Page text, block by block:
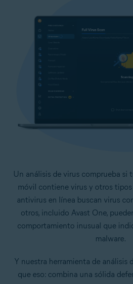
Un análisis de virus comprueba si
móvil contiene virus y otros
antivirus en línea buscan virus
otros, incluido Avast One,
comportamiento inusual que
malware.
Y nuestra herramienta de análisis
que eso: combina una sólida